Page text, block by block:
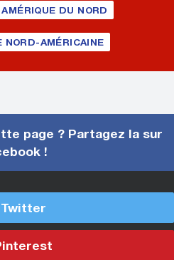
DU NORD
NORD-AMÉRICAINE
page ? Partagez la sur
!
Twitter